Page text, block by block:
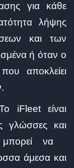
για κάθε
λήψης
και των
ή όταν ο
αποκλείει
iFleet είναι
γλώσσες και
μπορεί να
άμεσα και